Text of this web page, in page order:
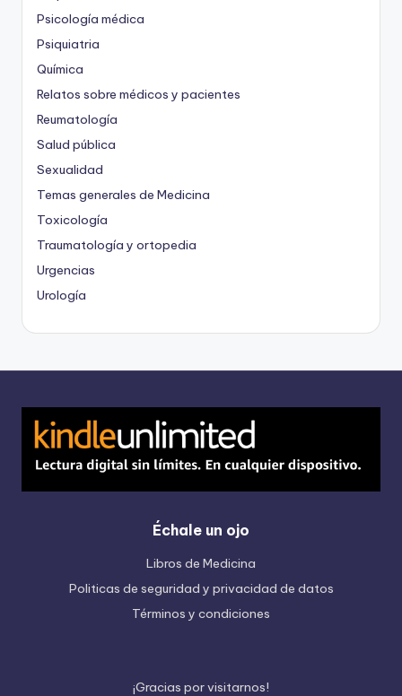
Psicología médica
Psiquiatria
Química
Relatos sobre médicos y pacientes
Reumatología
Salud pública
Sexualidad
Temas generales de Medicina
Toxicología
Traumatología y ortopedia
Urgencias
Urología
Échale un ojo
Libros de Medicina
Politicas de seguridad y privacidad de datos
Términos y condiciones
¡Gracias porvisitarnos!